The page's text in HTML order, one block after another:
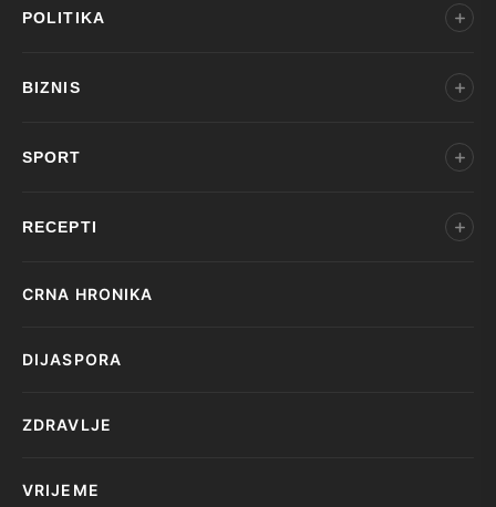
POLITIKA
BIZNIS
SPORT
RECEPTI
CRNA HRONIKA
DIJASPORA
ZDRAVLJE
VRIJEME